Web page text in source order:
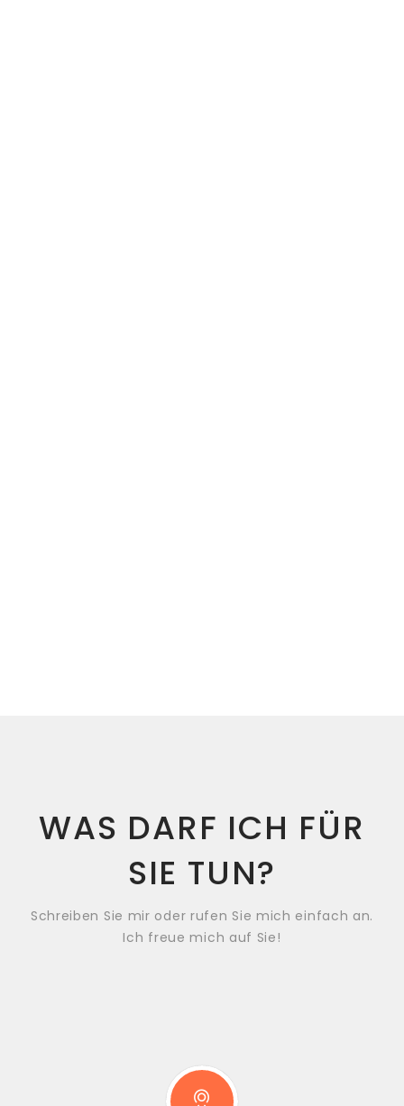
WAS DARF ICH FÜR
SIE TUN?
Schreiben Sie mir oder rufen Sie mich einfach an.
Ich freue mich auf Sie!